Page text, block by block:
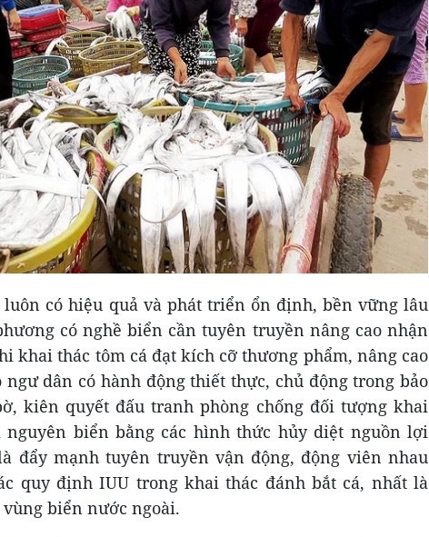
có hiệu quả và phát triển ổn định, bền vững lâu
có nghề biển cần tuyên truyền nâng cao nhận
khai thác tôm cá đạt kích cỡ thương phẩm, nâng cao
dân có hành động thiết thực, chủ động trong bảo
kiên quyết đấu tranh phòng chống đối tượng khai
biển bằng các hình thức hủy diệt nguồn lợi
đẩy mạnh tuyên truyền vận động, động viên nhau
quy định IUU trong khai thác đánh bắt cá, nhất là
biển nước ngoài.